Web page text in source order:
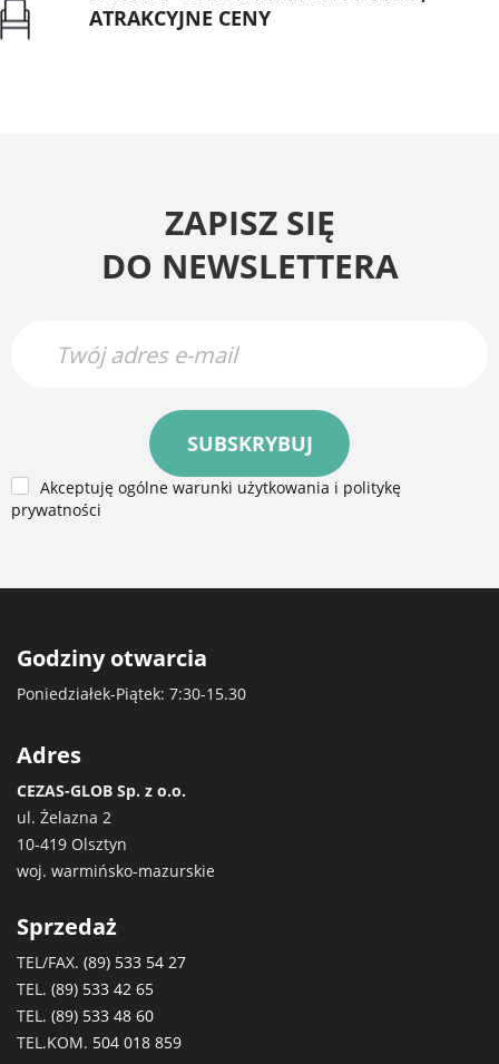
ATRAKCYJNE CENY
ZAPISZ SIĘ
DO NEWSLETTERA
SUBSKRYBUJ
Akceptuję ogólne warunki użytkowania i politykę
prywatności
Godziny otwarcia
Poniedziałek-Piątek: 7:30-15.30
Adres
CEZAS-GLOB Sp. z o.o.
ul. Żelazna 2
10-419 Olsztyn
woj. warmińsko-mazurskie
Sprzedaż
TEL/FAX. (89) 533 54 27
TEL. (89) 533 42 65
TEL. (89) 533 48 60
TEL.KOM. 504 018 859